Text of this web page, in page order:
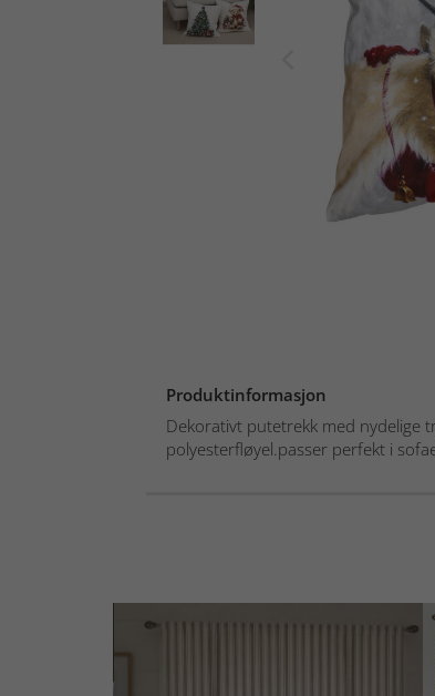
Produktinformasjon
Dekorativt putetrekk med nydelige
polyesterfløyel.passer perfekt i